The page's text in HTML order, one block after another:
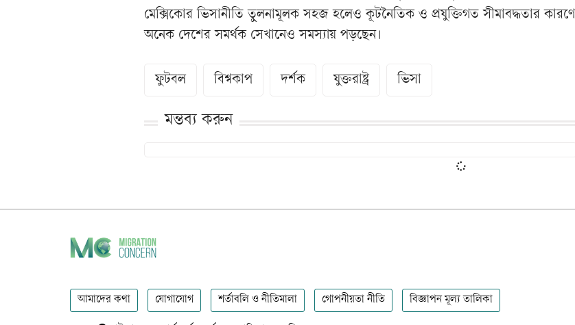
মেক্সিকোর ভিসানীতি তুলনামূলক সহজ হলেও কূটনৈতিক ও প্রযুক্তিগত সীমাবদ্ধতার কারণে
অনেক দেশের সমর্থক সেখানেও সমস্যায় পড়ছেন।
ফুটবল বিশ্বকাপ দর্শক যুক্তরাষ্ট্র ভিসা
মন্তব্য করুন
আমাদের কথা যোগাযোগ শর্তাবলি ও নীতিমালা গোপনীয়তা নীতি বিজ্ঞাপন মূল্য তালিকা